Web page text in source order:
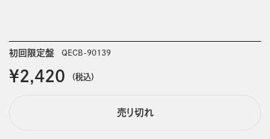
初回限定盤 QECB-90139
￥2,420 (税込)
売り切れ